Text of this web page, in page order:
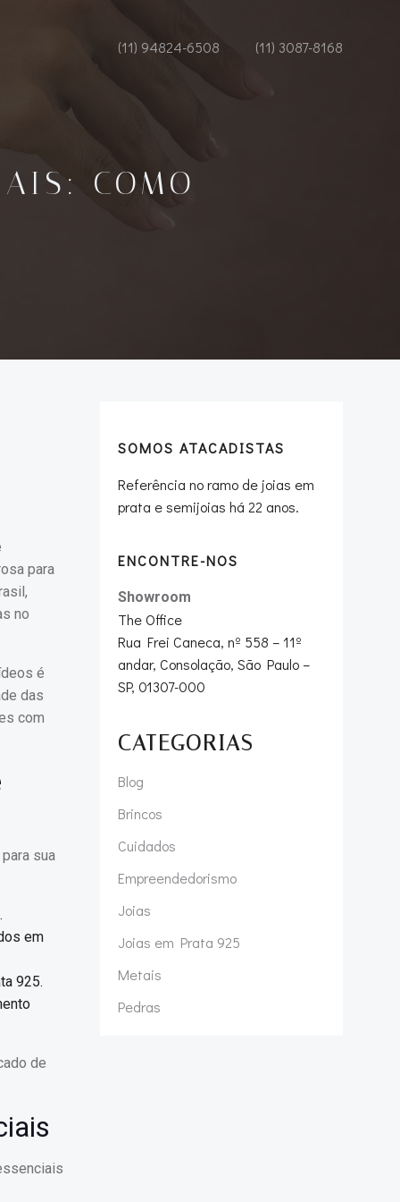
(11) 94824-6508 (11) 3087-8168
COMO
para
no
é
das
com
sua
em
925.
de
SOMOS ATACADISTAS
Referência no ramo de joias em
prata e semijoias há 22 anos.
ENCONTRE-NOS
Showroom
The Office
Rua Frei Caneca, nº 558 – 11º
andar, Consolação, São Paulo –
SP, 01307-000
CATEGORIAS
Blog
Brincos
Cuidados
Empreendedorismo
Joias
Joias em Prata 925
Metais
Pedras